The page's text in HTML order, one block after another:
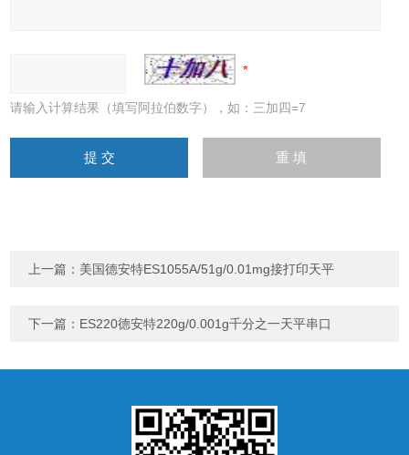
请输入计算结果（填写阿拉伯数字），如：三加四=7
上一篇： 美国德安特ES1055A/51g/0.01mg接打印天平
下一篇： ES220德安特220g/0.001g千分之一天平串口